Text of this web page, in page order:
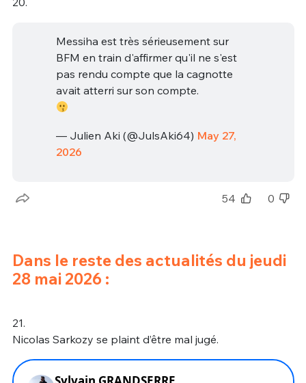
Messiha est très sérieusement sur
BFM en train d'affirmer qu'il ne s'est
pas rendu compte que la cagnotte
avait atterri sur son compte.
— Julien Aki (@JulsAki64) May 27,
2026
54 0
Dans le reste des actualités du jeudi
28 mai 2026 :
21.
Nicolas Sarkozy se plaint d’être mal jugé.